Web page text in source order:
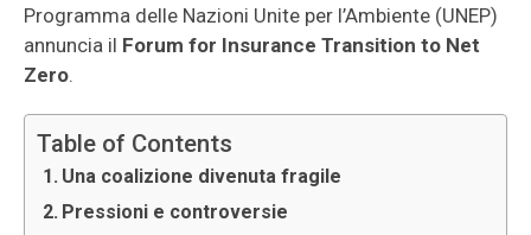
Programma delle Nazioni Unite per l’Ambiente (UNEP)
annuncia il Forum for Insurance Transition to Net
Zero.
Table of Contents
Una coalizione divenuta fragile
Pressioni e controversie